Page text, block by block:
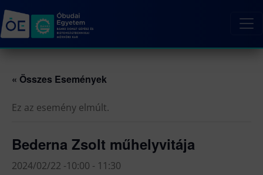
« Összes Események
Ez az esemény elmúlt.
Bederna Zsolt műhelyvitája
2024/02/22 -10:00 - 11:30